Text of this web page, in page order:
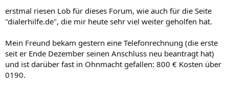
erstmal riesen Lob für dieses Forum, wie auch für die Seite
"dialerhilfe.de", die mir heute sehr viel weiter geholfen hat.
Mein Freund bekam gestern eine Telefonrechnung (die erste
seit er Ende Dezember seinen Anschluss neu beantragt hat)
und ist darüber fast in Ohnmacht gefallen: 800 € Kosten über
0190.